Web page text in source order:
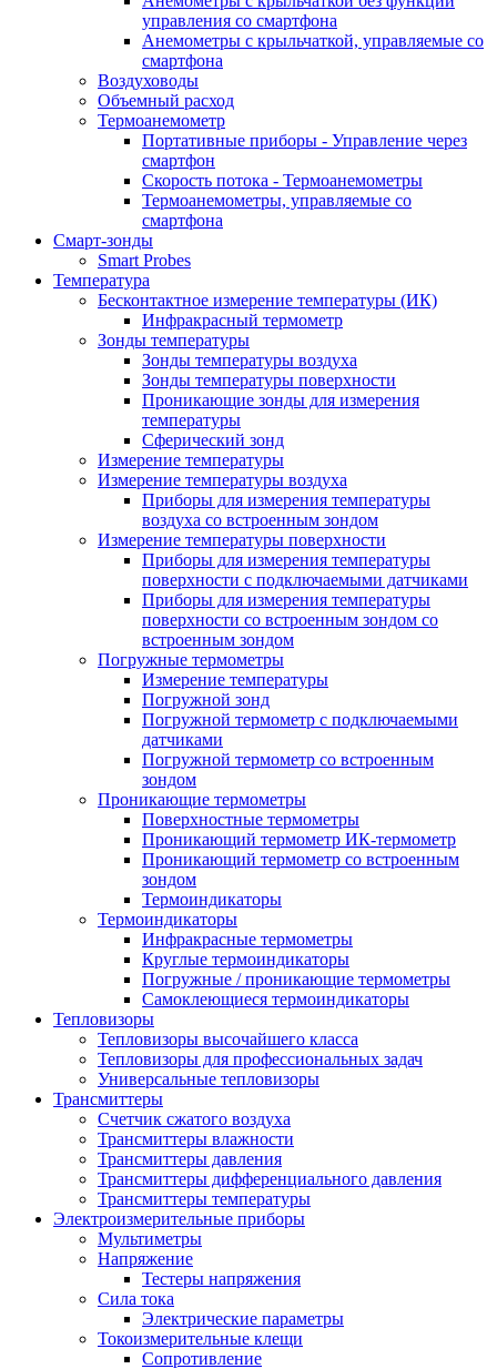
управления со смартфона
Анемометры с крыльчаткой, управляемые со
смартфона
Воздуховоды
Объемный расход
Термоанемометр
Портативные приборы - Управление через
смартфон
Скорость потока - Термоанемометры
Термоанемометры, управляемые со
смартфона
Смарт-зонды
Smart Probes
Температура
Бесконтактное измерение температуры (ИК)
Инфракрасный термометр
Зонды температуры
Зонды температуры воздуха
Зонды температуры поверхности
Проникающие зонды для измерения
температуры
Сферический зонд
Измерение температуры
Измерение температуры воздуха
Приборы для измерения температуры
воздуха со встроенным зондом
Измерение температуры поверхности
Приборы для измерения температуры
поверхности с подключаемыми датчиками
Приборы для измерения температуры
поверхности со встроенным зондом со
встроенным зондом
Погружные термометры
Измерение температуры
Погружной зонд
Погружной термометр с подключаемыми
датчиками
Погружной термометр со встроенным
зондом
Проникающие термометры
Поверхностные термометры
Проникающий термометр ИК-термометр
Проникающий термометр со встроенным
зондом
Термоиндикаторы
Термоиндикаторы
Инфракрасные термометры
Круглые термоиндикаторы
Погружные / проникающие термометры
Самоклеющиеся термоиндикаторы
Тепловизоры
Тепловизоры высочайшего класса
Тепловизоры для профессиональных задач
Универсальные тепловизоры
Трансмиттеры
Счетчик сжатого воздуха
Трансмиттеры влажности
Трансмиттеры давления
Трансмиттеры дифференциального давления
Трансмиттеры температуры
Электроизмерительные приборы
Мультиметры
Напряжение
Тестеры напряжения
Сила тока
Электрические параметры
Токоизмерительные клещи
Сопротивление